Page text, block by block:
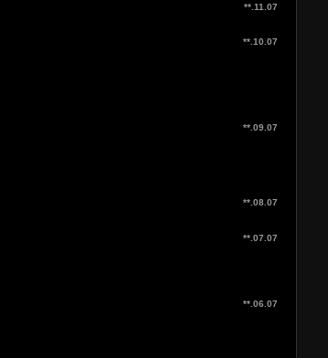
**.11.07
**.10.07
**.09.07
**.08.07
**.07.07
**.06.07